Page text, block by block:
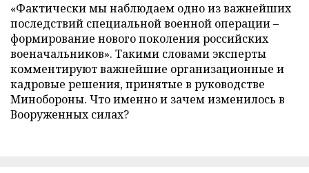
«Фактически мы наблюдаем одно из важнейших
последствий специальной военной операции –
формирование нового поколения российских
военачальников». Такими словами эксперты
комментируют важнейшие организационные и
кадровые решения, принятые в руководстве
Минобороны. Что именно и зачем изменилось в
Вооруженных силах?